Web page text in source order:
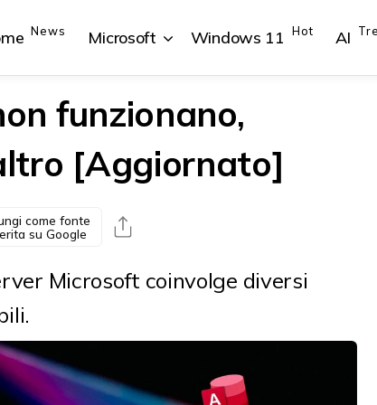
News Microsoft
{{POSTS[2].LABEL}}
Windows 11 Hot AI
{{POSTS[2].LABEL}}
funzionano,
[Aggiornato]
come fonte
su Google
Microsoft coinvolge diversi